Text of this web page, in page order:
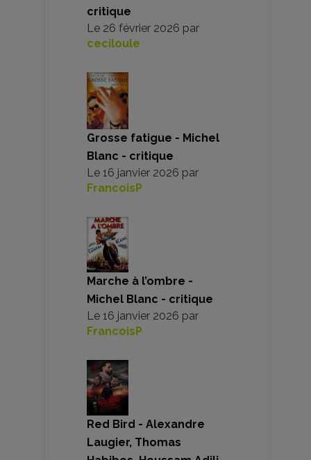
critique
Le 26 février 2026 par
ceciloule
Grosse fatigue - Michel
Blanc - critique
Le 16 janvier 2026 par
FrancoisP
Marche à l’ombre -
Michel Blanc - critique
Le 16 janvier 2026 par
FrancoisP
Red Bird - Alexandre
Laugier, Thomas